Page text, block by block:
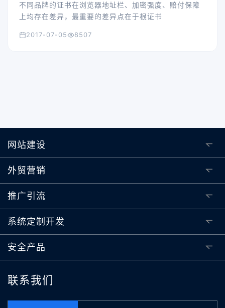
不同品牌的证书在浏览器地址栏、加密强度、赔付保障
上均存在差异，最重要的差异点在于根证书
2017-07-05 8507
网站建设
外贸营销
推广引流
系统定制开发
安全产品
联系我们